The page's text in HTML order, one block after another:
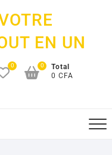
EN UN
0
Total
0 CFA
0